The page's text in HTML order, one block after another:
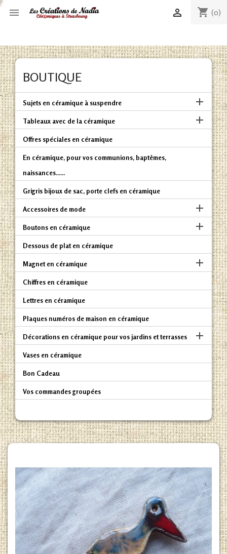
 shopping_cart (0)

BOUTIQUE
Sujets en céramique à suspendre 
Tableaux avec de la céramique 
Offres spéciales en céramique
En céramique, pour vos communions, baptêmes,
naissances......
Grigris bijoux de sac, porte clefs en céramique
Accessoires de mode 
Boutons en céramique 
Dessous de plat en céramique
Magnet en céramique 
Chiffres en céramique
Lettres en céramique
Plaques numéros de maison en céramique
Décorations en céramique pour vos jardins et terrasses 
Vases en céramique
Bon Cadeau
Vos commandes groupées